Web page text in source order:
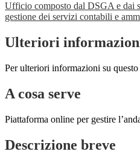
Ufficio composto dal DSGA e dai
gestione dei servizi contabili e
Ulteriori
Per ulteriori informazioni su
A cosa serve
Piattaforma online per gestire
Descrizione breve